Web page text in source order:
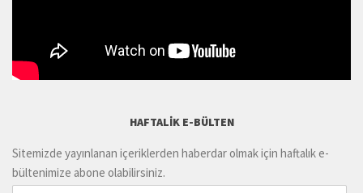
HAFTALIK E-BÜLTEN
Sitemizde yayınlanan içeriklerden haberdar olmak için haftalık e-
bültenimize abone olabilirsiniz.